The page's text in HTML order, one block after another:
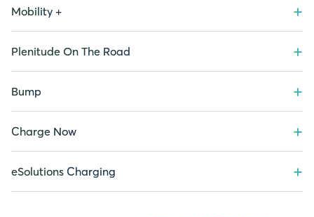
Mobility + +
Plenitude On The Road +
Bump +
Charge Now +
eSolutions Charging +